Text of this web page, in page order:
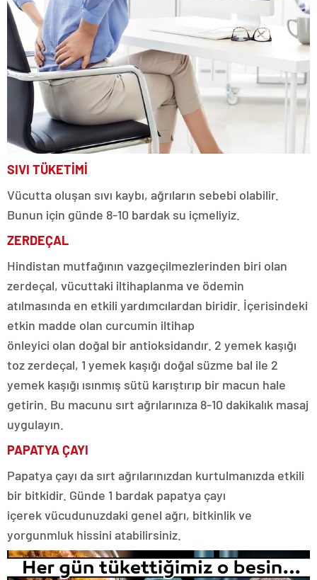
SIVI TÜKETİMİ
Vücutta oluşan sıvı kaybı, ağrıların sebebi olabilir.
Bunun için günde 8-10 bardak su içmeliyiz.
ZERDEÇAL
Hindistan mutfağının vazgeçilmezlerinden biri olan
zerdeçal, vücuttaki iltihaplanma ve ödemin
atılmasında en etkili yardımcılardan biridir. İçerisindeki
etkin madde olan curcumin iltihap
önleyici olan doğal bir antioksidandır. 2 yemek kaşığı
toz zerdeçal, 1 yemek kaşığı doğal süzme bal ile 2
yemek kaşığı ısınmış sütü karıştırıp bir macun hale
getirin. Bu macunu sırt ağrılarınıza 8-10 dakikalık masaj
uygulayın.
PAPATYA ÇAYI
Papatya çayı da sırt ağrılarınızdan kurtulmanızda etkili
bir bitkidir. Günde 1 bardak papatya çayı
içerek vücudunuzdaki genel ağrı, bitkinlik ve
yorgunmluk hissini atabilirsiniz.